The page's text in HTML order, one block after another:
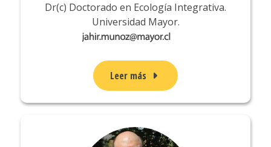
Dr(c) Doctorado en Ecología Integrativa.
Universidad Mayor.
Leer más